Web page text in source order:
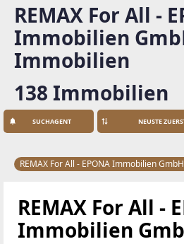
REMAX For All -
Immobilien
Immobilien
138 Immobilien
SUCHAGENT
REMAX For All - EPONA Immobilien GmbH
REMAX For All -
Immobilien